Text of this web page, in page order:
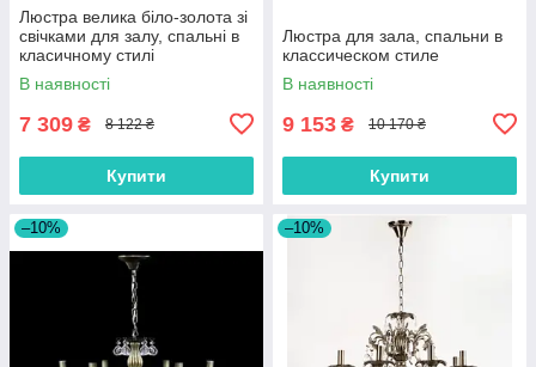
Люстра велика біло-золота зі
свічками для залу, спальні в
класичному стилі
В наявності
7 309 ₴ 8 122 ₴
Купити
Люстра для зала, спальни в
классическом стиле
В наявності
9 153 ₴ 10 170 ₴
Купити
–10% –10%